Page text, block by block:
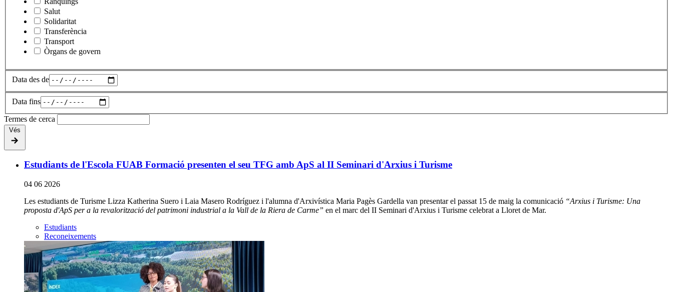
Salut
Solidaritat
Transferència
Transport
Òrgans de govern
Data des de
Data fins
Termes de cerca
Vés
Estudiants de l'Escola FUAB Formació presenten el seu TFG amb ApS al II Seminari d'Arxius i Turisme
04 06 2026
Les estudiants de Turisme Lizza Katherina Suero i Laia Masero Rodríguez i l'alumna d'Arxivística Maria Pagès Gardella van presentar el passat 15 de maig la comunicació “Arxius i Turisme: Una
proposta d'ApS per a la revalorització del patrimoni industrial a la Vall de la Riera de Carme” en el marc del II Seminari d'Arxius i Turisme celebrat a Lloret de Mar.
Estudiants
Reconeixements